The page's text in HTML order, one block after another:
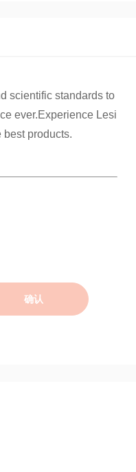
scientific standards to
ever.Experience Lesi
products.
确认